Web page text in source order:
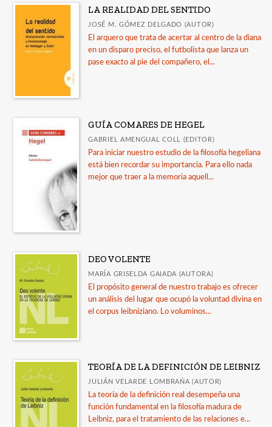
Guía Comares sobre uso de inteligencia artificial
en las publicaciones académicas
Catálogo a diciembre 2025
Publicados en 2025
Ver todos... (15)
LA REALIDAD DEL SENTIDO
JOSÉ M. GÓMEZ DELGADO (AUTOR)
El arquero que trata de acertar al centro de la diana
en un disparo preciso, el futbolista que lanza un
pase exacto al pie del compañero, el...
GUÍA COMARES DE HEGEL
GABRIEL AMENGUAL COLL (EDITOR)
Para iniciar nuestro estudio de la filosofía hegeliana
está bien recordar su importancia. Para ello nada
mejor que traer a la memoria aquell...
DEO VOLENTE
MARÍA GRISELDA GAIADA (AUTORA)
El propósito general de nuestro trabajo es ofrecer
un análisis del lugar que ocupó la voluntad divina en
el corpus leibniziano. Lo voluminos...
TEORÍA DE LA DEFINICIÓN DE LEIBNIZ
JULIÁN VELARDE LOMBRAÑA (AUTOR)
La teoría de la definición real desempeña una
función fundamental en la filosofía madura de
Leibniz, para el tratamiento de las relaciones e...